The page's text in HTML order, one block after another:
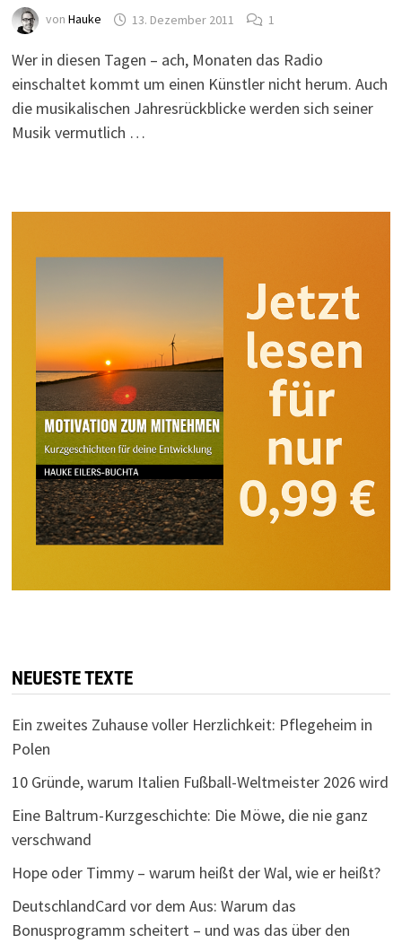
von Hauke 13. Dezember 2011 1
Wer in diesen Tagen – ach, Monaten das Radio
einschaltet kommt um einen Künstler nicht herum. Auch
die musikalischen Jahresrückblicke werden sich seiner
Musik vermutlich …
NEUESTE TEXTE
Ein zweites Zuhause voller Herzlichkeit: Pflegeheim in
Polen
10 Gründe, warum Italien Fußball-Weltmeister 2026 wird
Eine Baltrum-Kurzgeschichte: Die Möwe, die nie ganz
verschwand
Hope oder Timmy – warum heißt der Wal, wie er heißt?
DeutschlandCard vor dem Aus: Warum das
Bonusprogramm scheitert – und was das über den